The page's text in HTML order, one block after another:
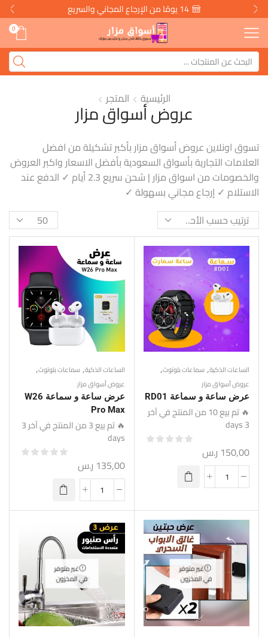
14 يومًا من الإرجاع المجاني والسريع
0
الرئيسية المتجر
عروض أسواق مزار
تسوق اونلاين عروض أسواق مزار بأكبر تشكيلة من افضل
العلامات التجارية بأسواق السعودية بأفضل الاسعار واكبر العروض
والخصومات من اسواق مزار | شحن سريع 2.3 أيام ✓ الدفع عند
الاستلام ✓ إرجاع مجاني بسهولة ✓
الساعات الذكية, سماعات بلوتوث,
عروض أسواق مزار
عرض ساعة و سماعة RD01
🔥 تم بيع 10 من المنتج في آخر
3 days
150,00 ر.س
الساعات الذكية,سماعات بلوتوث,
عروض أسواق مزار
عرض ساعة و سماعة W26
Pro Max
🔥 تم بيع 3 من المنتج في آخر 3
days
135,00 ر.س
غير متوفر
في المخزون
غير متوفر
في المخزون